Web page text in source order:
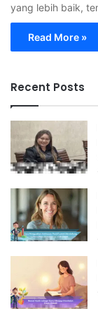
yang lebih baik,
Read More »
Recent Posts